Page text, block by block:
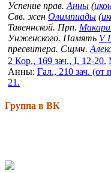
Успение прав. Анны (
Свв. жен Олимпиады (
Тавеннской. Прп.
Унженского. Память V
пресвитера. Сщмч.
2 Кор., 169 зач., I, 12-20.
Анны: Гал., 210 зач. (от
21.
Группа в ВК